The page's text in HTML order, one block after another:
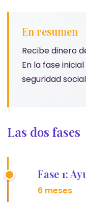
En resumen
Recibe dinero
En la fase
seguridad
Las dos fases
Fase 1:
6 meses